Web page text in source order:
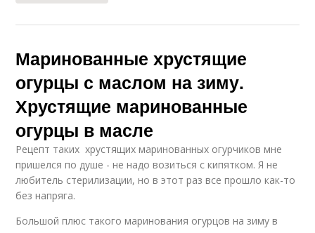
Маринованные хрустящие
огурцы с маслом на зиму.
Хрустящие маринованные
огурцы в масле
Рецепт таких хрустящих маринованных огурчиков мне
пришелся по душе - не надо возиться с кипятком. Я не
любитель стерилизации, но в этот раз все прошло как-то
без напряга.
Большой плюс такого маринования огурцов на зиму в